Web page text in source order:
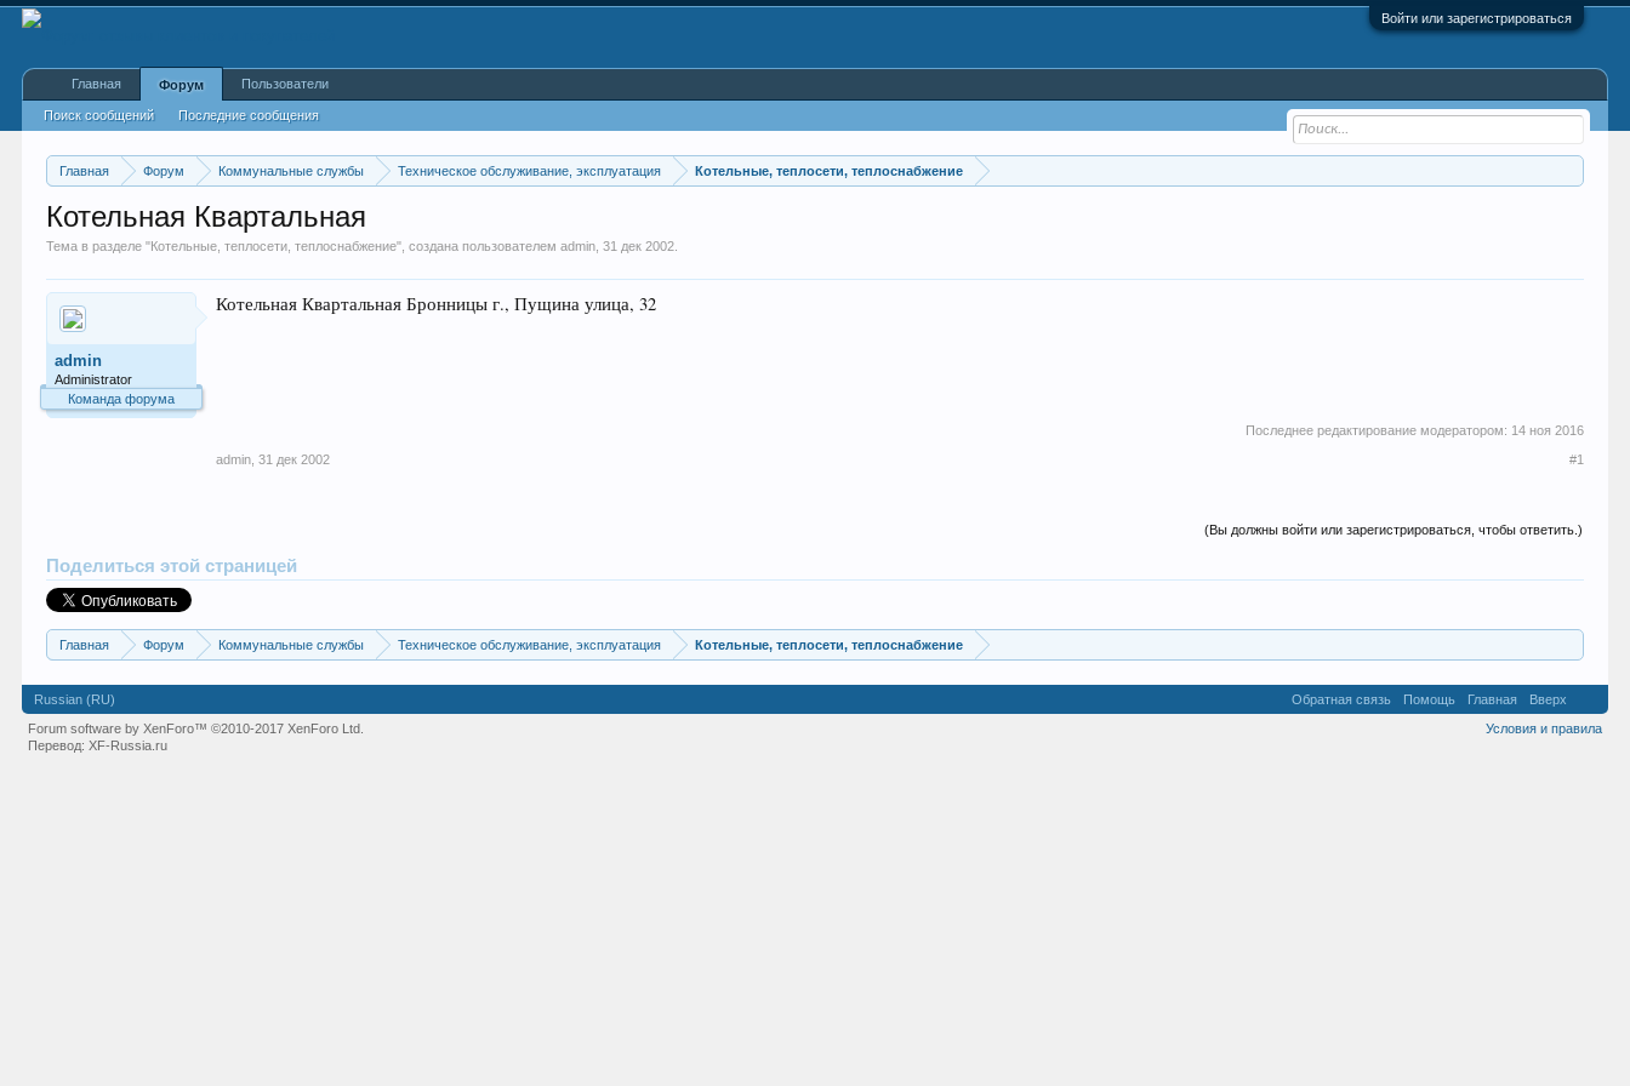
Войти или зарегистрироваться
Главная Форум Коммунальные службы Техническое обслуживание, эксплуатация Котельные, теплосети, теплоснабжение
Котельная Квартальная
Тема в разделе "Котельные, теплосети, теплоснабжение", создана пользователемadmin ,31 дек 2002
admin
Administrator
Команда форума
Котельная Квартальная Бронницы г., Пущина улица, 32
Последнее редактирование модератором: 14 ноя 2016
admin 31 дек 2002 #1
(Вы должны войти или зарегистрироваться, чтобы ответить.)
Поделиться этой страницей
Главная Форум Коммунальные службы Техническое обслуживание, эксплуатация Котельные, теплосети, теплоснабжение
Главная Форум
Поиск сообщений Последние сообщения
Пользователи
Russian (RU) Обратная связь Помощь Главная
Вверх
Условия и правила
Forum software by XenForo™©2010-2017 XenForo Ltd.
Перевод:XF-Russia.ru